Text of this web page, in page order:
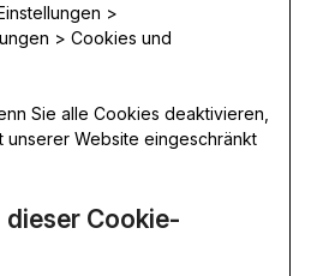
>
> Cookies und
Sie alle Cookies deaktivieren,
unserer Website eingeschränkt
Cookie-